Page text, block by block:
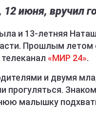
12 июня, вручил
и 13-летняя
Прошлым летом
«МИР 24».
и двумя
прогуляться.
малышку